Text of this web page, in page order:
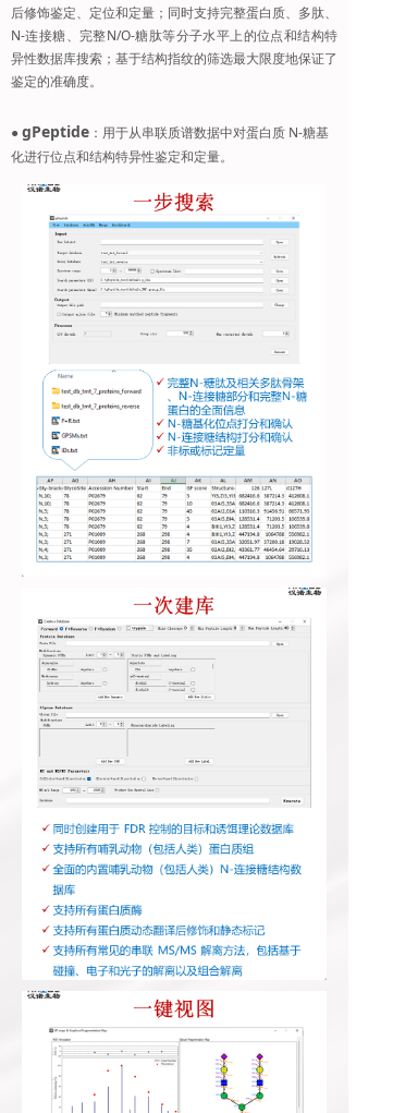
后修饰鉴定、定位和定量；同时支持完整蛋白质、多肽、
N-连接糖、完整N/O-糖肽等分子水平上的位点和结构特
异性数据库搜索；基于结构指纹的筛选最大限度地保证了
鉴定的准确度。
●gPeptide ：用于从串联质谱数据中对蛋白质 N-糖基
化进行位点和结构特异性鉴定和定量。